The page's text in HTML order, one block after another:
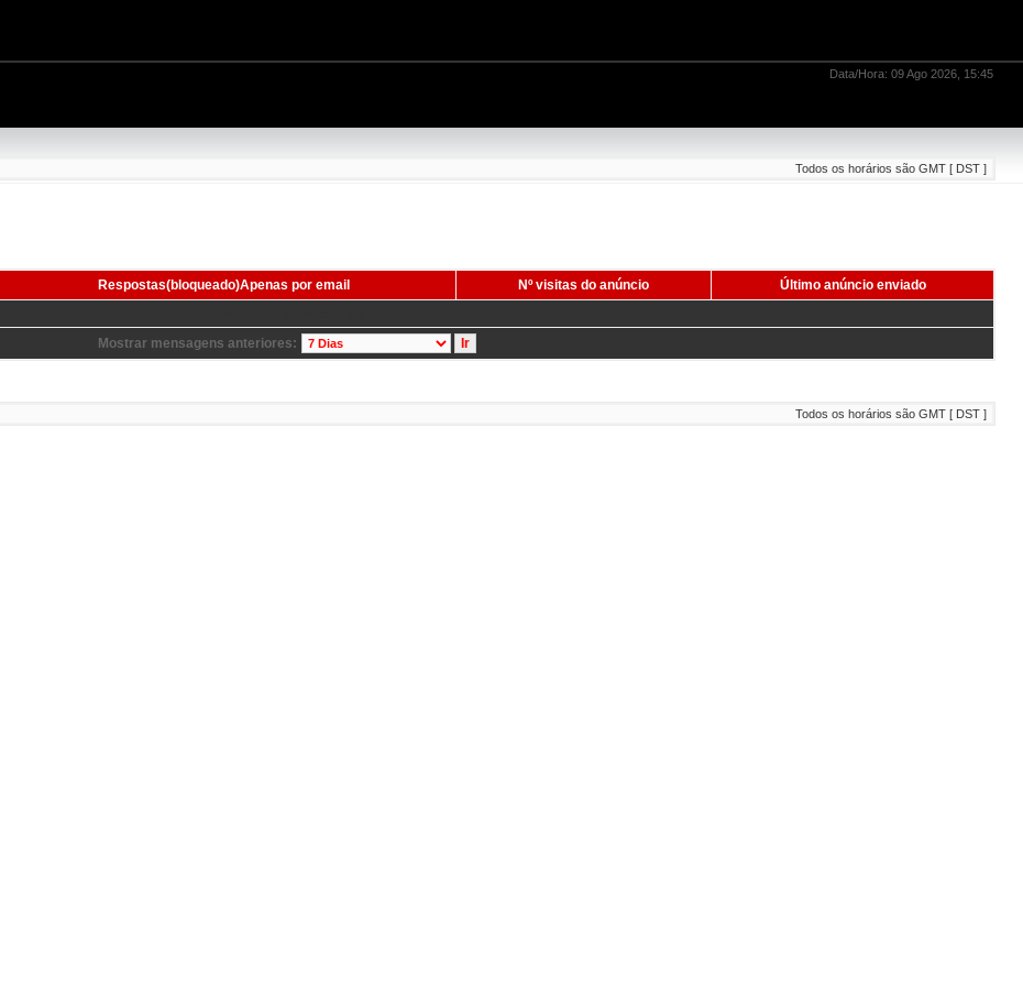
Data/Hora: 09 Ago 2026, 15:45
Todos os horários são GMT [ DST ]
Respostas(bloqueado)Apenas por email Nº visitas do anúncio Último anúncio enviado
Mostrar mensagens anteriores:
Todos os horários são GMT [ DST ]